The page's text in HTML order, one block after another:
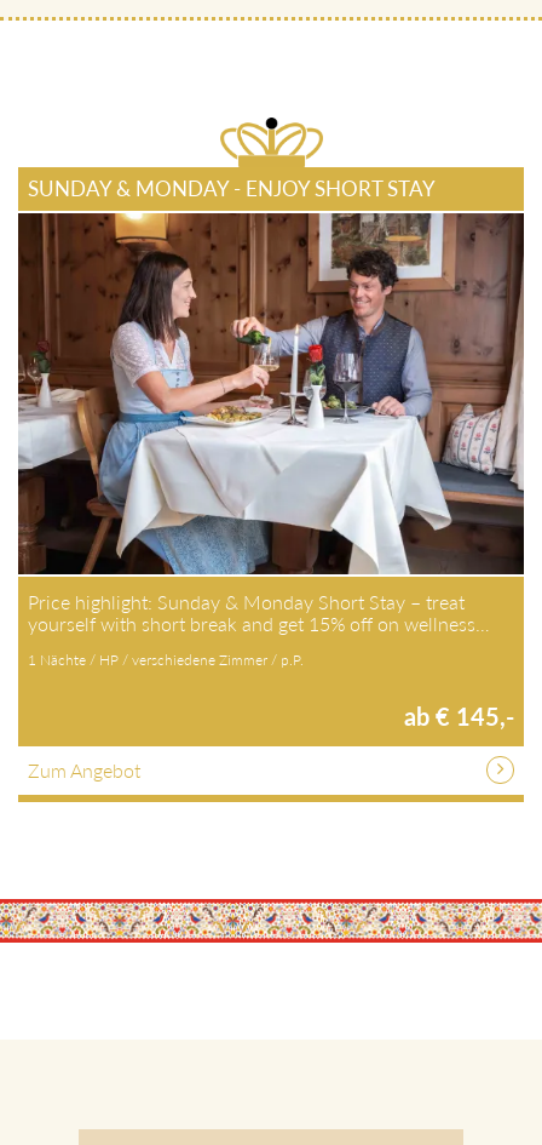
SUNDAY & MONDAY - ENJOY SHORT STAY
Price highlight: Sunday & Monday Short Stay – treat
yourself with short break and get 15% off on wellness…
1 Nächte / HP / verschiedene Zimmer / p.P.
ab € 145,-
Zum Angebot